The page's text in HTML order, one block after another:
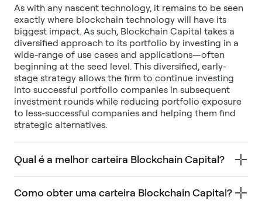
As with any nascent technology, it remains to be seen
exactly where blockchain technology will have its
biggest impact. As such, Blockchain Capital takes a
diversified approach to its portfolio by investing in a
wide-range of use cases and applications—often
beginning at the seed level. This diversified, early-
stage strategy allows the firm to continue investing
into successful portfolio companies in subsequent
investment rounds while reducing portfolio exposure
to less-successful companies and helping them find
strategic alternatives.
Qual é a melhor carteira Blockchain Capital?
Como obter uma carteira Blockchain Capital?